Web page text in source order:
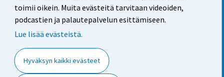
toimii oikein. Muita evästeitä tarvitaan videoiden,
podcastien ja palautepalvelun esittämiseen.
Lue lisää evästeistä.
Hyväksyn kaikki evästeet
Käyttöehdot
Saavutettavuus
Tietoa sivustosta